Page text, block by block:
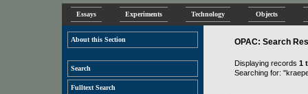
Essays Experiments Technology Objects
About this Section
Search
Fulltext Search
OPAC: Search
Displaying records 1
Searching for: